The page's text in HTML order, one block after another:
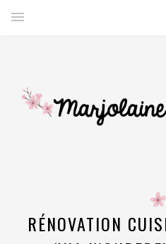
RÉNOVATION